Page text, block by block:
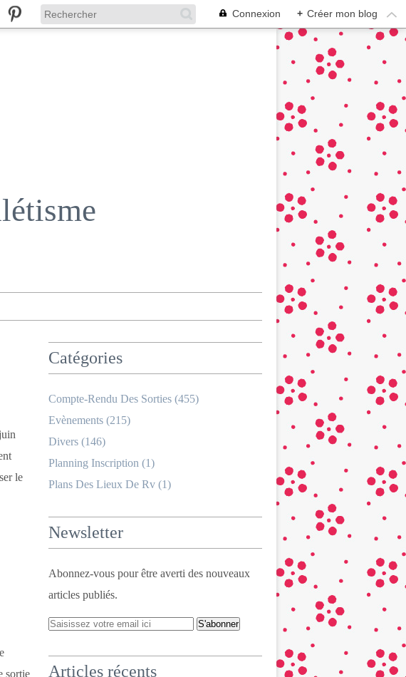
Connexion + Créer mon blog
le
sortie
Catégories
Compte-Rendu Des Sorties (455)
Evènements (215)
Divers (146)
Planning Inscription (1)
Plans Des Lieux De Rv (1)
Newsletter
Abonnez-vous pour être averti des nouveaux
articles publiés.
Articles récents